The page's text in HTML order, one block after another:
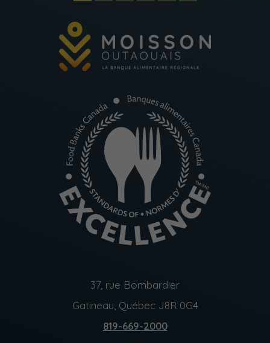
37, rue Bombardier
Gatineau, Québec J8R 0G4
819-669-2000